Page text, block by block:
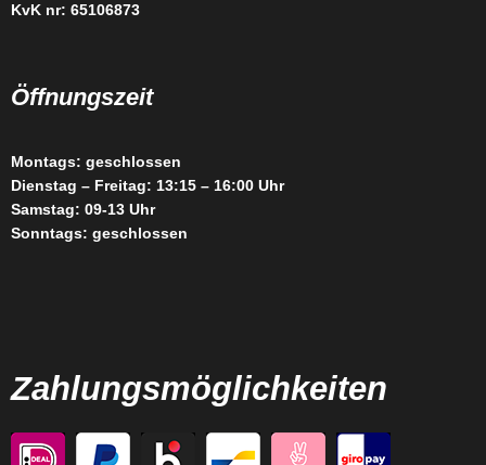
KvK nr: 65106873
Öffnungszeit
Montags: geschlossen
Dienstag – Freitag: 13:15 – 16:00 Uhr
Samstag: 09-13 Uhr
Sonntags: geschlossen
Zahlungsmöglichkeiten